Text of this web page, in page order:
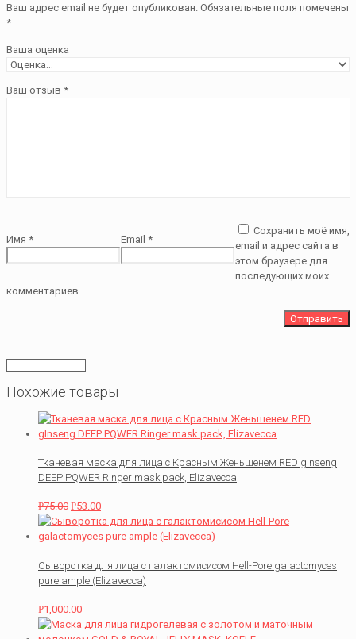
Ваш адрес email не будет опубликован. Обязательные поля помечены
*
Ваша оценка
Ваш отзыв *
Имя * Email *
Сохранить моё имя,
email и адрес сайта в
этом браузере для
последующих моих
комментариев.
Похожие товары
Тканевая маска для лица с Красным Женьшенем RED gInseng
DEEP PQWER Ringer mask pack, Elizavecca
Р75.00 Р53.00
Сыворотка для лица с галактомисисом Hell-Pore galactomyces
pure ample (Elizavecca)
Р1,000.00